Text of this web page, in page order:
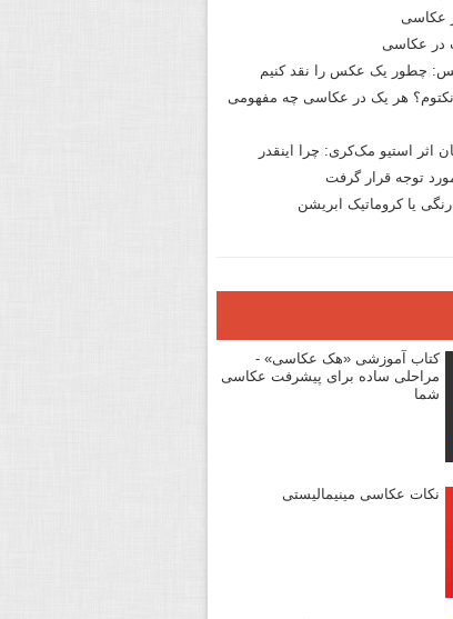
عکاسی
در عکاسی
چطور یک عکس را نقد کنیم
هر یک در عکاسی چه مفهومی
اثر استیو مک‌کری: چرا اینقدر
توجه قرار گرفت
یا کروماتیک ابریشن
کتاب آموزشی «هک عکاسی» -
مراحلی ساده برای پیشرفت عکاسی
شما
نکات عکاسی مینیمالیستی